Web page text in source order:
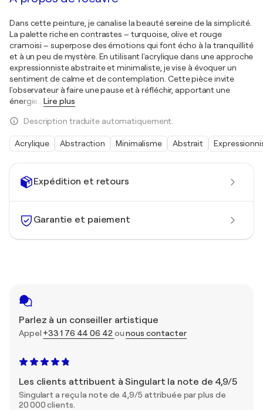
Expédition et retours
Garantie et paiement
Parlez à un conseiller artistique
Appel +33 1 76 44 06 42 ounous contacter
Les clients attribuent à Singulart la note de 4,9/5
Singulart a reçu la note de 4,9/5 attribuée par plus de
20 000 clients.
Dans cette peinture, je canalise la beauté sereine de la simplicité.
La palette riche en contrastes – turquoise, olive et rouge
cramoisi – superpose des émotions qui font écho à la tranquillité
et à un peu de mystère. En utilisant l'acrylique dans une approche
expressionniste abstraite et minimaliste, je vise à évoquer un
sentiment de calme et de contemplation. Cette pièce invite
l'observateur à faire une pause et à réfléchir, apportant une
énergie
Lire plus
Description traduite automatiquement.
Acrylique Abstraction Minimalisme Abstrait